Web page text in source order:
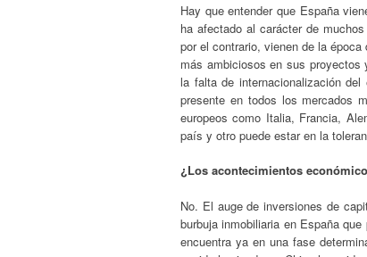
Hay que entender que España
ha afectado al carácter de
por el contrario, vienen de la
más ambiciosos en sus proyectos
la falta de internacionalización
presente en todos los mercados
europeos como Italia, Francia,
país y otro puede estar en la
¿Los acontecimientos
No. El auge de inversiones de
burbuja inmobiliaria en España
encuentra ya en una fase